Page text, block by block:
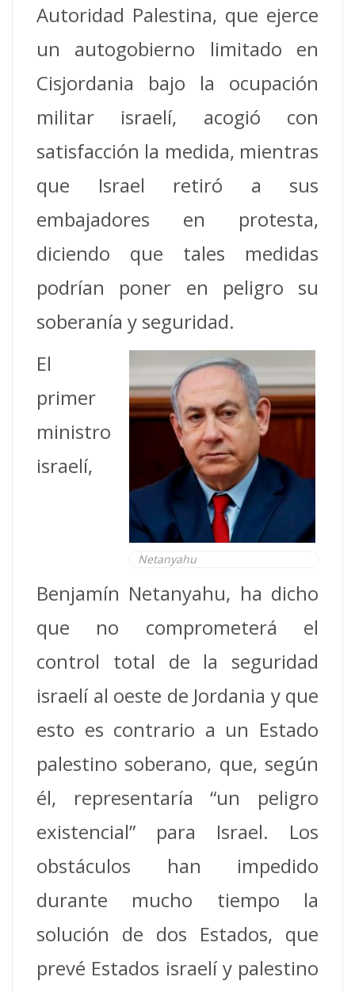
Autoridad Palestina, que ejerce
un autogobierno limitado en
Cisjordania bajo la ocupación
militar israelí, acogió con
satisfacción la medida, mientras
que Israel retiró a sus
embajadores en protesta,
diciendo que tales medidas
podrían poner en peligro su
soberanía y seguridad.
Netanyahu
El
primer
ministro
israelí,
Benjamín Netanyahu, ha dicho
que no comprometerá el
control total de la seguridad
israelí al oeste de Jordania y que
esto es contrario a un Estado
palestino soberano, que, según
él, representaría “un peligro
existencial” para Israel. Los
obstáculos han impedido
durante mucho tiempo la
solución de dos Estados, que
prevé Estados israelí y palestino